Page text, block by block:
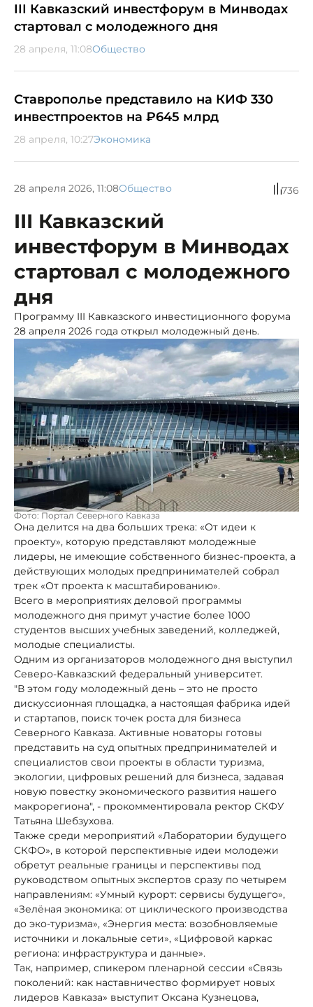
III Кавказский инвестфорум в Минводах
стартовал с молодежного дня
28 апреля, 11:08Общество
Ставрополье представило на КИФ 330
инвестпроектов на ₽645 млрд
28 апреля, 10:27Экономика
28 апреля 2026, 11:08Общество 736
III Кавказский
инвестфорум в Минводах
стартовал с молодежного
дня
Программу III Кавказского инвестиционного форума
28 апреля 2026 года открыл молодежный день.
Фото: Портал Северного Кавказа
Она делится на два больших трека: «От идеи к
проекту», которую представляют молодежные
лидеры, не имеющие собственного бизнес-проекта, а
действующих молодых предпринимателей собрал
трек «От проекта к масштабированию».
Всего в мероприятиях деловой программы
молодежного дня примут участие более 1000
студентов высших учебных заведений, колледжей,
молодые специалисты.
Одним из организаторов молодежного дня выступил
Северо-Кавказский федеральный университет.
"В этом году молодежный день – это не просто
дискуссионная площадка, а настоящая фабрика идей
и стартапов, поиск точек роста для бизнеса
Северного Кавказа. Активные новаторы готовы
представить на суд опытных предпринимателей и
специалистов свои проекты в области туризма,
экологии, цифровых решений для бизнеса, задавая
новую повестку экономического развития нашего
макрорегиона", - прокомментировала ректор СКФУ
Татьяна Шебзухова.
Также среди мероприятий «Лаборатории будущего
СКФО», в которой перспективные идеи молодежи
обретут реальные границы и перспективы под
руководством опытных экспертов сразу по четырем
направлениям: «Умный курорт: сервисы будущего»,
«Зелёная экономика: от циклического производства
до эко-туризма», «Энергия места: возобновляемые
источники и локальные сети», «Цифровой каркас
региона: инфраструктура и данные».
Так, например, спикером пленарной сессии «Связь
поколений: как наставничество формирует новых
лидеров Кавказа» выступит Оксана Кузнецова,